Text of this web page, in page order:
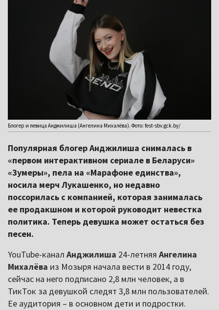
Блогер и певица Анджилиша (Ангелина Михалёва). Фото: fest-sbv.gck.by/
Популярная блогер Анджилиша снималась в
«первом интерактивном сериале в Беларуси»
«Зумеры», пела на «Марафоне единства»,
носила мерч Лукашенко, но недавно
поссорилась с компанией, которая занималась
ее продакшном и которой руководит невестка
политика. Теперь девушка может остаться без
песен.
YouTube-канал Анджилиша 24-летняя Ангелина
Михалёва из Мозыря начала вести в 2014 году,
сейчас на него подписано 2,8 млн человек, а в
ТикТок за девушкой следят 3,8 млн пользователей.
Ее аудитория – в основном дети и подростки.